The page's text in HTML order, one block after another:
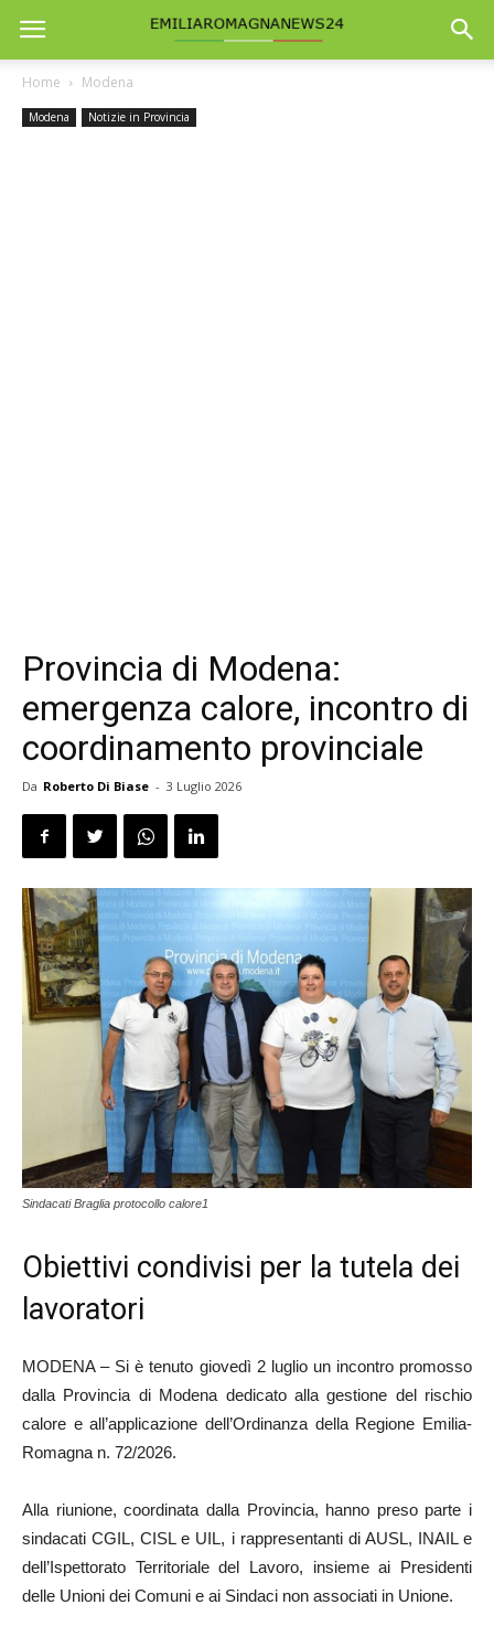
Home Modena
Modena Notizie in Provincia
Provincia di Modena:
emergenza calore, incontro di
coordinamento provinciale
Da Roberto Di Biase - 3 Luglio 2026
Sindacati Braglia protocollo calore1
Obiettivi condivisi per la tutela dei
lavoratori
MODENA – Si è tenuto giovedì 2 luglio un incontro promosso
dalla Provincia di Modena dedicato alla gestione del rischio
calore e all’applicazione dell’Ordinanza della Regione Emilia-
Romagna n. 72/2026.
Alla riunione, coordinata dalla Provincia, hanno preso parte i
sindacati CGIL, CISL e UIL, i rappresentanti di AUSL, INAIL e
dell’Ispettorato Territoriale del Lavoro, insieme ai Presidenti
delle Unioni dei Comuni e ai Sindaci non associati in Unione.